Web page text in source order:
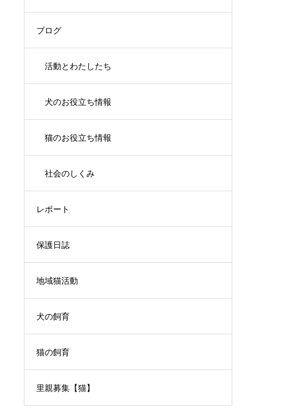
ブログ
活動とわたしたち
犬のお役立ち情報
猫のお役立ち情報
社会のしくみ
レポート
保護日誌
地域猫活動
犬の飼育
猫の飼育
里親募集【猫】